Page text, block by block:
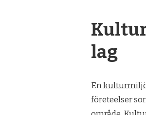
lag
En
företeelser